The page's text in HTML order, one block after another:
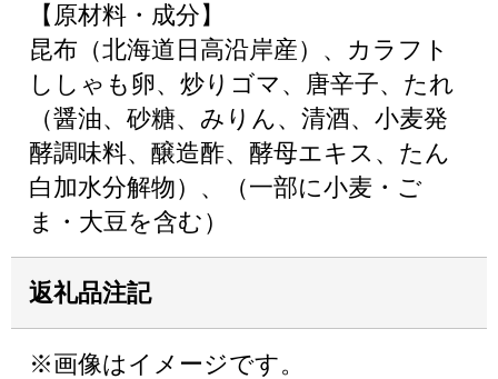
【原材料・成分】
昆布（北海道日高沿岸産）、カラフト
ししゃも卵、炒りゴマ、唐辛子、たれ
（醤油、砂糖、みりん、清酒、小麦発
酵調味料、醸造酢、酵母エキス、たん
白加水分解物）、（一部に小麦・ご
ま・大豆を含む）
返礼品注記
※画像はイメージです。